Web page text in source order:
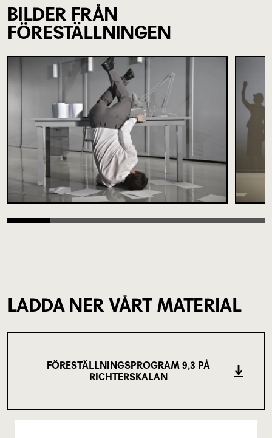
BILDER FRÅN
FÖRESTÄLLNINGEN
LADDA NER VÅRT MATERIAL
FÖRESTÄLLNINGSPROGRAM 9,3 PÅ
RICHTERSKALAN